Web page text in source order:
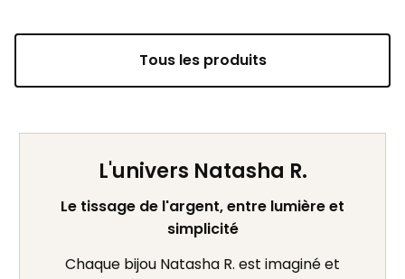
Tous les produits
L'univers Natasha R.
Le tissage de l'argent, entre lumière et
simplicité
Chaque bijou Natasha R. est imaginé et